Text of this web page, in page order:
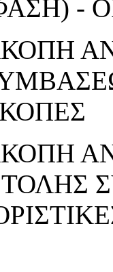
ΦΑΣΗ)